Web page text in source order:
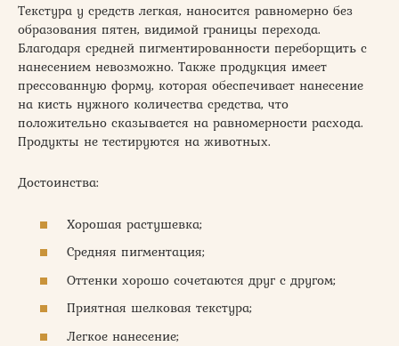
Текстура у средств легкая, наносится равномерно без
образования пятен, видимой границы перехода.
Благодаря средней пигментированности переборщить с
нанесением невозможно. Также продукция имеет
прессованную форму, которая обеспечивает нанесение
на кисть нужного количества средства, что
положительно сказывается на равномерности расхода.
Продукты не тестируются на животных.
Достоинства:
Хорошая растушевка;
Средняя пигментация;
Оттенки хорошо сочетаются друг с другом;
Приятная шелковая текстура;
Легкое нанесение;